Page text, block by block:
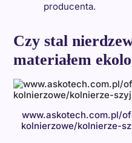
producenta.
Czy stal
materiałem
www.askotech.com.pl/
kolnierzowe/kolnierze-